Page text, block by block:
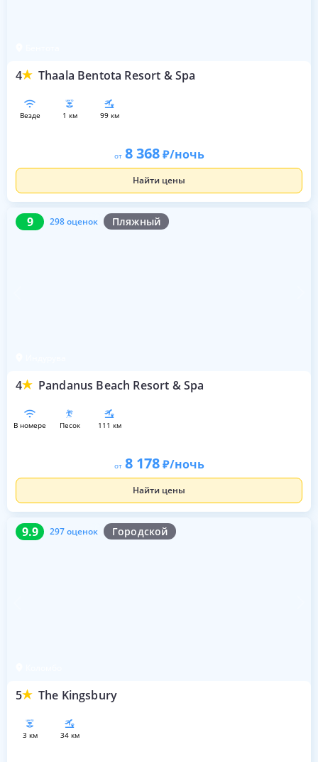
4 Thaala Bentota Resort & Spa
везде 1 км 99 км
от 8 368 /ночь
Найти цены
9 298 оценок Пляжный
4 Pandanus Beach Resort & Spa
9 298 оценок
в номере песок 111 км
от 8 178 /ночь
Найти цены
9.9 297 оценок Городской
5 The Kingsbury
9.9 297 оценок
3 км 34 км